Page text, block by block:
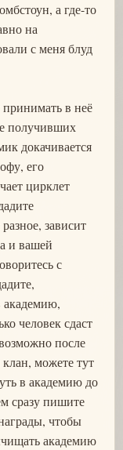
а где-то
на
с меня блуд
в неё
получивших
докачивается
его
цирклет
зависит
и вашей
с
академию,
человек сдаст
после
можете тут
в академию до
сразу пишите
чтобы
академию